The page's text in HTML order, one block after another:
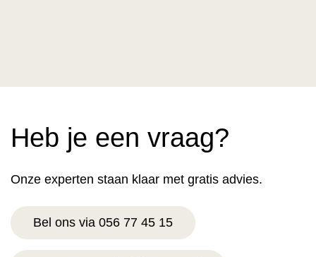
Heb je een vraag?
Onze experten staan klaar met gratis advies.
Bel ons via 056 77 45 15